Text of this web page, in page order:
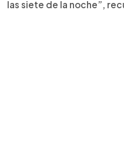
las siete de la noche”,